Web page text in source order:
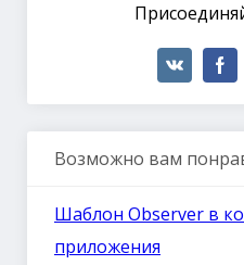
Возможно вам
Шаблон Observer в
приложения